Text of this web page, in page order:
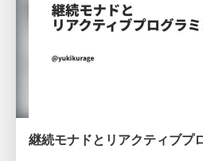
継続モナドとリアクティブプ